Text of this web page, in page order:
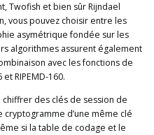
Twofish et bien sûr Rijndael
vous pouvez choisir entre les
asymétrique fondée sur les
algorithmes assurent également
avec les fonctions de
RIPEMD-160.
des clés de session de
d’une même clé
si la table de codage et le